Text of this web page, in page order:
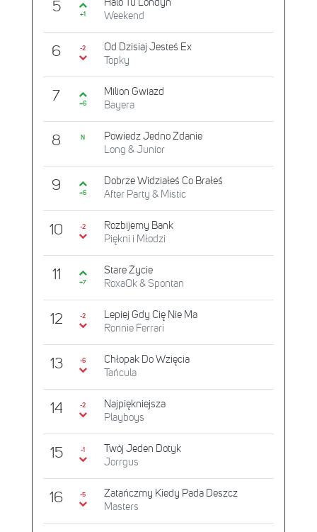
5 +1
Halo Tu Londyn
Weekend
6 -2
Od Dzisiaj Jesteś Ex
Topky
7 +6
Milion Gwiazd
Bayera
8 N
Powiedz Jedno Zdanie
Long & Junior
9 +6
Dobrze Widziałeś Co Brałeś
After Party & Mistic
10 -2
Rozbijemy Bank
Piękni i Młodzi
11 +7
Stare Życie
RoxaOk & Spontan
12 -2
Lepiej Gdy Cię Nie Ma
Ronnie Ferrari
13 -6
Chłopak Do Wzięcia
Tańcula
14 -2
Najpiękniejsza
Playboys
15 -1
Twój Jeden Dotyk
Jorrgus
16 -5
Zatańczmy Kiedy Pada Deszcz
Masters